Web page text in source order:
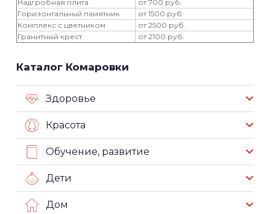
Надгробная плита
от 700 руб.
Горизонтальный памятник
от 1500 руб.
Комплекс с цветником
от 2500 руб.
Гранитный крест
от 2100 руб.
Каталог Комаровки
Здоровье
Красота
Обучение, развитие
Дети
Дом